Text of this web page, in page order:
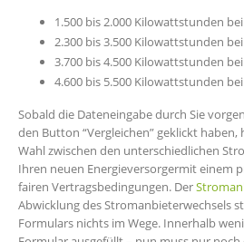
1.500 bis 2.000 Kilowattstunden
2.300 bis 3.500 Kilowattstunden
3.700 bis 4.500 Kilowattstunden
4.600 bis 5.500 Kilowattstunden
Sobald die Dateneingabe durch Sie
den Button “Vergleichen” geklickt haben,
Wahl zwischen den unterschiedlichen
Ihren neuen Energieversorgermit einem
fairen Vertragsbedingungen. Der
Abwicklung des Stromanbieterwechsels
Formulars nichts im Wege. Innerhalb